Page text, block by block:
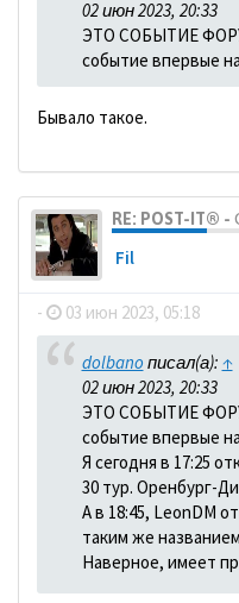
02 июн 2023, 20:33
ЭТО СОБЫТИЕ
событие впервые
Бывало такое.
RE: POST-
Fil
- 03 июн 2023, 05:18
dolbano писал(а): ↑
02 июн 2023, 20:33
ЭТО СОБЫТИЕ
событие впервые
Я сегодня в 17:25
30 тур. Оренбург-
А в 18:45, LeonDM
таким же
Наверное, имеет